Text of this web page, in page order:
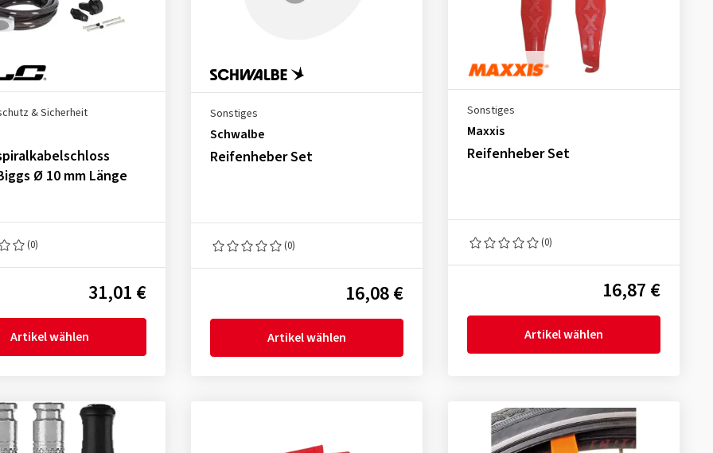
& Sicherheit
Ø 10 mm Länge
(0)
31,01 €
Artikel wählen
Sonstiges
Schwalbe
Reifenheber Set
(0)
16,08 €
Artikel wählen
Sonstiges
Maxxis
Reifenheber Set
(0)
16,87 €
Artikel wählen